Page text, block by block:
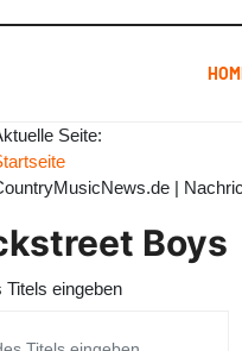
Seite:
|
Boys
Titels eingeben